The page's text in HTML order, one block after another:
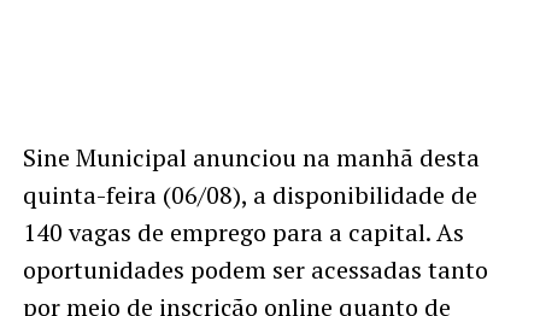
Sine Municipal anunciou na manhã desta
quinta-feira (06/08), a disponibilidade de
140 vagas de emprego para a capital. As
oportunidades podem ser acessadas tanto
por meio de inscrição online quanto de